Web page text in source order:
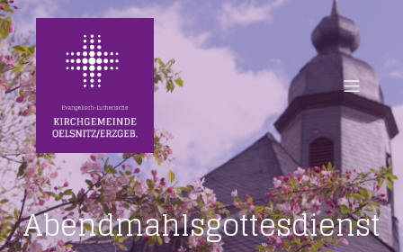
Abendmahlsgottesdienst